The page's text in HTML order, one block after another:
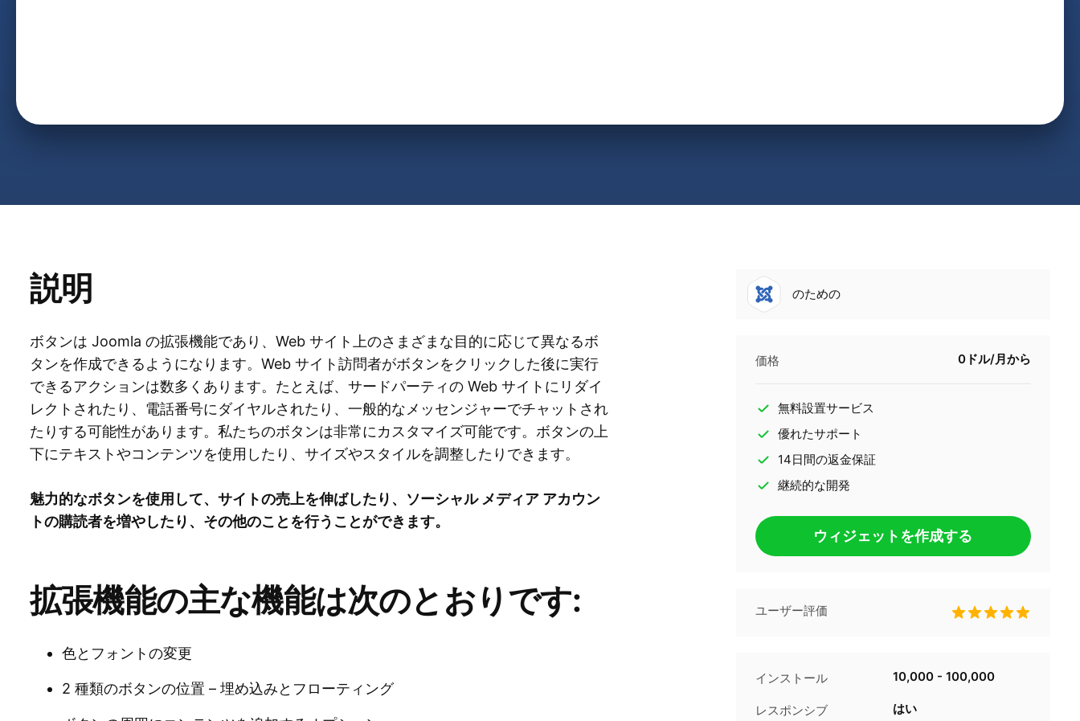
説明
ボタンは Joomla の拡張機能であり、Web サイト上のさまざまな目的に応じて異なるボ
タンを作成できるようになります。Web サイト訪問者がボタンをクリックした後に実行
できるアクションは数多くあります。たとえば、サードパーティの Web サイトにリダイ
レクトされたり、電話番号にダイヤルされたり、一般的なメッセンジャーでチャットされ
たりする可能性があります。私たちのボタンは非常にカスタマイズ可能です。ボタンの上
下にテキストやコンテンツを使用したり、サイズやスタイルを調整したりできます。
魅力的なボタンを使用して、サイトの売上を伸ばしたり、ソーシャル メディア アカウン
トの購読者を増やしたり、その他のことを行うことができます。
拡張機能の主な機能は次のとおりです:
色とフォントの変更
2 種類のボタンの位置 – 埋め込みとフローティング
のための
価格 0ドル/月から
無料設置サービス
優れたサポート
14日間の返金保証
継続的な開発
ウィジェットを作成する
ユーザー評価
インストール 10,000 - 100,000
レスポンシブ はい